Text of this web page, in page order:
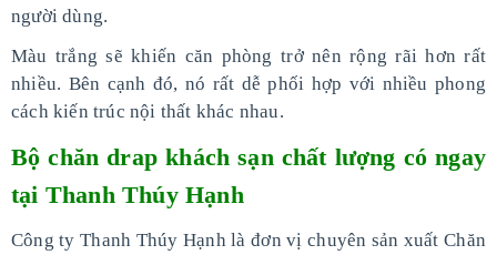
người dùng.
Màu trắng sẽ khiến căn phòng trở nên rộng rãi hơn rất
nhiều. Bên cạnh đó, nó rất dễ phối hợp với nhiều phong
cách kiến trúc nội thất khác nhau.
Bộ chăn drap khách sạn chất lượng có ngay
tại Thanh Thúy Hạnh
Công ty Thanh Thúy Hạnh là đơn vị chuyên sản xuất Chăn